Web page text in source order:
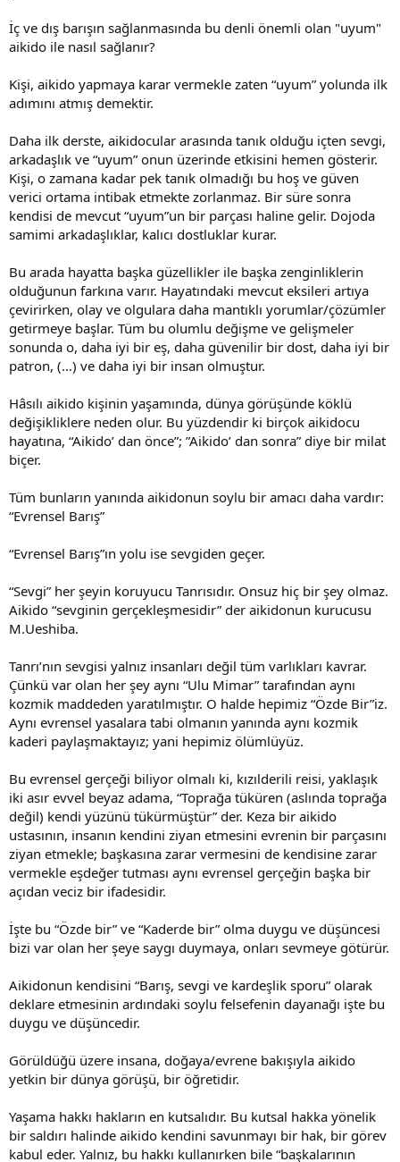
İç ve dış barışın sağlanmasında bu denli önemli olan "uyum"
aikido ile nasıl sağlanır?
Kişi, aikido yapmaya karar vermekle zaten “uyum” yolunda ilk
adımını atmış demektir.
Daha ilk derste, aikidocular arasında tanık olduğu içten sevgi,
arkadaşlık ve “uyum” onun üzerinde etkisini hemen gösterir.
Kişi, o zamana kadar pek tanık olmadığı bu hoş ve güven
verici ortama intibak etmekte zorlanmaz. Bir süre sonra
kendisi de mevcut “uyum”un bir parçası haline gelir. Dojoda
samimi arkadaşlıklar, kalıcı dostluklar kurar.
Bu arada hayatta başka güzellikler ile başka zenginliklerin
olduğunun farkına varır. Hayatındaki mevcut eksileri artıya
çevirirken, olay ve olgulara daha mantıklı yorumlar/çözümler
getirmeye başlar. Tüm bu olumlu değişme ve gelişmeler
sonunda o, daha iyi bir eş, daha güvenilir bir dost, daha iyi bir
patron, (…) ve daha iyi bir insan olmuştur.
Hâsılı aikido kişinin yaşamında, dünya görüşünde köklü
değişikliklere neden olur. Bu yüzdendir ki birçok aikidocu
hayatına, “Aikido’ dan önce”; ”Aikido’ dan sonra” diye bir milat
biçer.
Tüm bunların yanında aikidonun soylu bir amacı daha vardır:
“Evrensel Barış”
“Evrensel Barış”ın yolu ise sevgiden geçer.
“Sevgi” her şeyin koruyucu Tanrısıdır. Onsuz hiç bir şey olmaz.
Aikido “sevginin gerçekleşmesidir” der aikidonun kurucusu
M.Ueshiba.
Tanrı’nın sevgisi yalnız insanları değil tüm varlıkları kavrar.
Çünkü var olan her şey aynı “Ulu Mimar” tarafından aynı
kozmik maddeden yaratılmıştır. O halde hepimiz “Özde Bir”iz.
Aynı evrensel yasalara tabi olmanın yanında aynı kozmik
kaderi paylaşmaktayız; yani hepimiz ölümlüyüz.
Bu evrensel gerçeği biliyor olmalı ki, kızılderili reisi, yaklaşık
iki asır evvel beyaz adama, “Toprağa tüküren (aslında toprağa
değil) kendi yüzünü tükürmüştür” der. Keza bir aikido
ustasının, insanın kendini ziyan etmesini evrenin bir parçasını
ziyan etmekle; başkasına zarar vermesini de kendisine zarar
vermekle eşdeğer tutması aynı evrensel gerçeğin başka bir
açıdan veciz bir ifadesidir.
İşte bu “Özde bir” ve “Kaderde bir” olma duygu ve düşüncesi
bizi var olan her şeye saygı duymaya, onları sevmeye götürür.
Aikidonun kendisini “Barış, sevgi ve kardeşlik sporu” olarak
deklare etmesinin ardındaki soylu felsefenin dayanağı işte bu
duygu ve düşüncedir.
Görüldüğü üzere insana, doğaya/evrene bakışıyla aikido
yetkin bir dünya görüşü, bir öğretidir.
Yaşama hakkı hakların en kutsalıdır. Bu kutsal hakka yönelik
bir saldırı halinde aikido kendini savunmayı bir hak, bir görev
kabul eder. Yalnız, bu hakkı kullanırken bile “başkalarının